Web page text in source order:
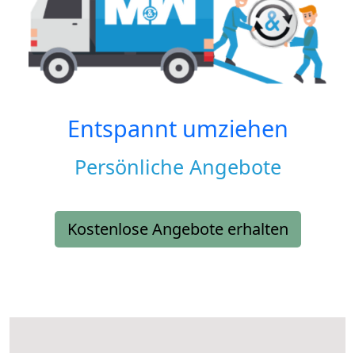
Entspannt umziehen
Persönliche Angebote
Kostenlose Angebote erhalten